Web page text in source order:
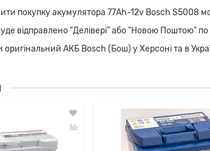
покупку акумулятора 77Ah-12v Bosch S5008
відправлено "Делівері" або "Новою Поштою" по
АКБ Bosch (Бош) у Херсоні та в